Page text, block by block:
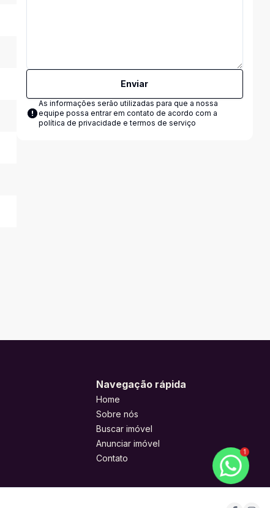
Enviar
As informações serão utilizadas para que a nossa
equipe possa entrar em contato de acordo com a
política de privacidade e termos de serviço
Navegação rápida
Home
Sobre nós
Buscar imóvel
Anunciar imóvel
Contato
1